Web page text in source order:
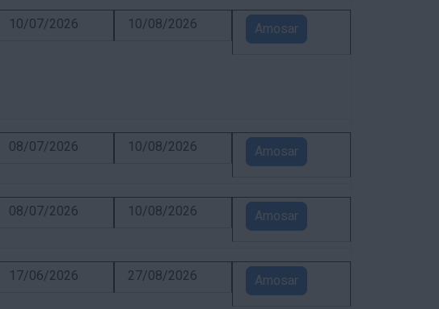
10/07/2026 10/08/2026 Amosar
08/07/2026 10/08/2026 Amosar
08/07/2026 10/08/2026 Amosar
17/06/2026 27/08/2026 Amosar